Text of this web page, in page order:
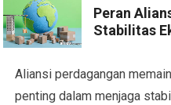
Peran
Stabilitas
Aliansi perdagangan
penting dalam menjaga